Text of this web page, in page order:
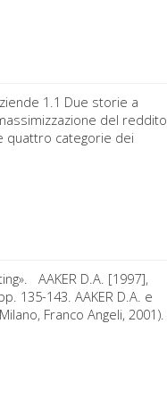
1.1 Due storie a
del reddito
quattro categorie dei
AAKER D.A. [1997],
135-143. AAKER D.A. e
Franco Angeli, 2001).